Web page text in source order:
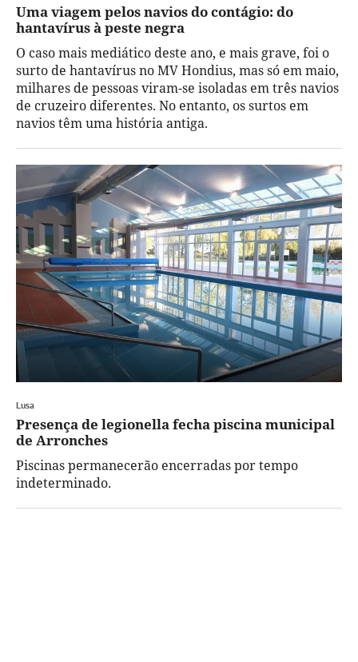
Uma viagem pelos navios do contágio: do
hantavírus à peste negra
O caso mais mediático deste ano, e mais grave, foi o
surto de hantavírus no MV Hondius, mas só em maio,
milhares de pessoas viram-se isoladas em três navios
de cruzeiro diferentes. No entanto, os surtos em
navios têm uma história antiga.
Lusa
Presença de legionella fecha piscina municipal
de Arronches
Piscinas permanecerão encerradas por tempo
indeterminado.